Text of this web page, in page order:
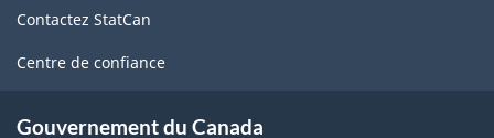
Nord
(SCPAN)
2012
ce
site
Contactez StatCan
Centre de confiance
Gouvernement du Canada